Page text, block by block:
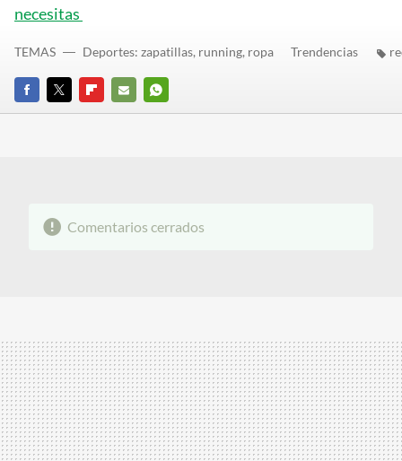
necesitas
FACEBOOK
TWITTERFLIPBOARD
E-
WHATSAPP
TEMAS Deportes: zapatillas, running, ropa Trendencias
Comentarios cerrados